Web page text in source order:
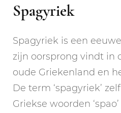
Spagyriek
Spagyriek is een
zijn oorsprong vindt in
oude Griekenland en
De term ‘spagyriek’
Griekse woorden